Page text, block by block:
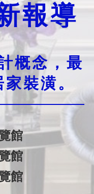
報導
概念，最
裝潢。
館
館
館